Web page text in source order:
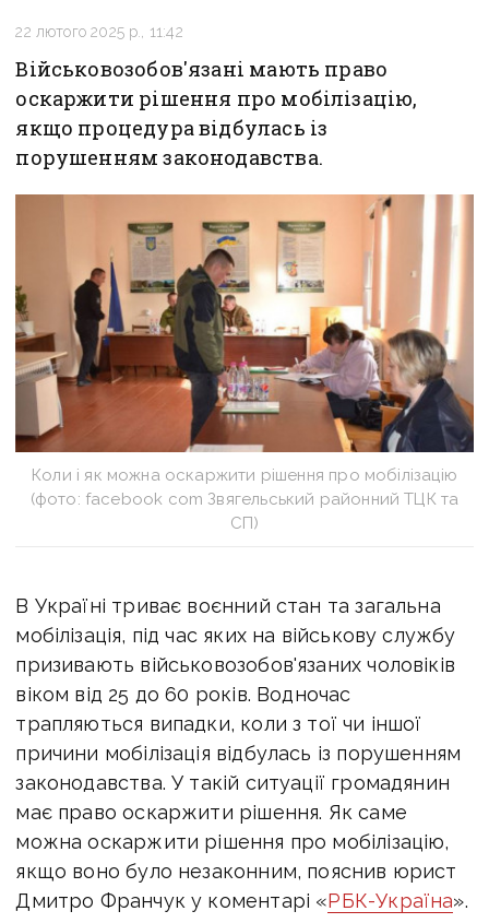
22 лютого 2025 р., 11:42
Військовозобов'язані мають право
оскаржити рішення про мобілізацію,
якщо процедура відбулась із
порушенням законодавства.
Коли і як можна оскаржити рішення про мобілізацію
(фото: facebook com Звягельський районний ТЦК та
СП)
В Україні триває воєнний стан та загальна
мобілізація, під час яких на військову службу
призивають військовозобов'язаних чоловіків
віком від 25 до 60 років. Водночас
трапляються випадки, коли з тої чи іншої
причини мобілізація відбулась із порушенням
законодавства. У такій ситуації громадянин
має право оскаржити рішення. Як саме
можна оскаржити рішення про мобілізацію,
якщо воно було незаконним, пояснив юрист
Дмитро Франчук у коментарі «РБК-Україна».